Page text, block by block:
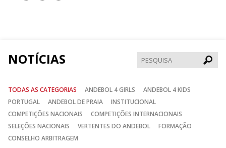
NOTÍCIAS
TODAS AS CATEGORIAS ANDEBOL 4 GIRLS
ANDEBOL 4 KIDS
PORTUGAL
ANDEBOL DE PRAIA
INSTITUCIONAL
COMPETIÇÕES NACIONAIS
COMPETIÇÕES INTERNACIONAIS
SELEÇÕES NACIONAIS
VERTENTES DO ANDEBOL
FORMAÇÃO
CONSELHO ARBITRAGEM